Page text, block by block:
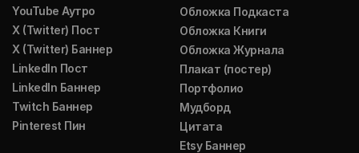
YouTube Аутро
X (Twitter) Пост
X (Twitter) Баннер
LinkedIn Пост
LinkedIn Баннер
Twitch Баннер
Pinterest Пин
Обложка Подкаста
Обложка Книги
Обложка Журнала
Плакат (постер)
Портфолио
Мудборд
Цитата
Etsy Баннер